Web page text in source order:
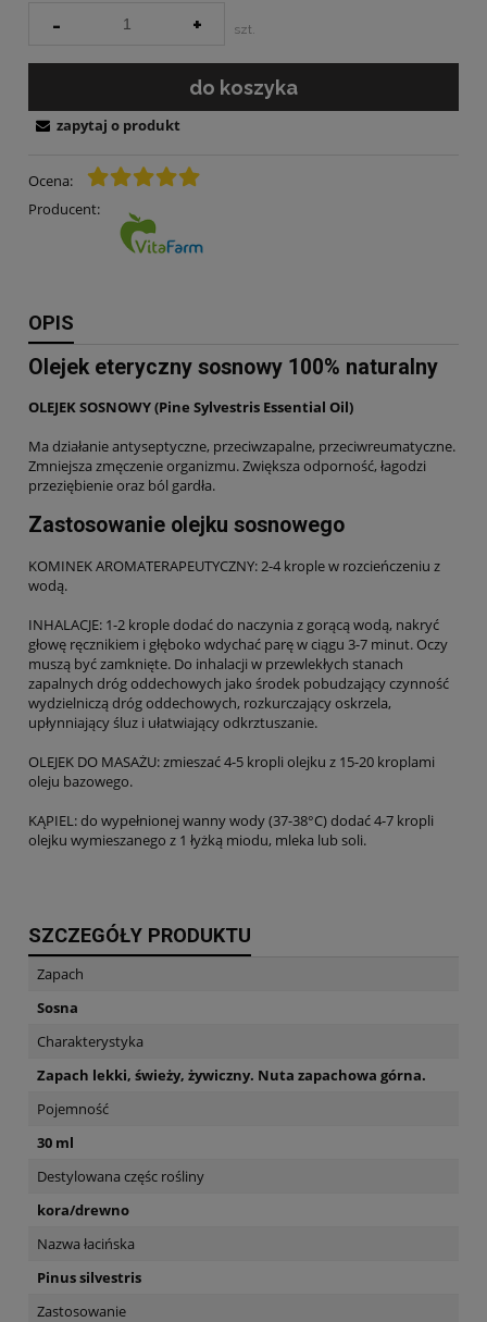
- + szt.
do koszyka
Ocena:
Producent:
zapytaj o produkt
OPIS
Olejek eteryczny sosnowy 100% naturalny
OLEJEK SOSNOWY (Pine Sylvestris Essential Oil)
Ma działanie antyseptyczne, przeciwzapalne, przeciwreumatyczne.
Zmniejsza zmęczenie organizmu. Zwiększa odporność, łagodzi
przeziębienie oraz ból gardła.
Zastosowanie olejku sosnowego
KOMINEK AROMATERAPEUTYCZNY: 2-4 krople w rozcieńczeniu z
wodą.
INHALACJE: 1-2 krople dodać do naczynia z gorącą wodą, nakryć
głowę ręcznikiem i głęboko wdychać parę w ciągu 3-7 minut. Oczy
muszą być zamknięte. Do inhalacji w przewlekłych stanach
zapalnych dróg oddechowych jako środek pobudzający czynność
wydzielniczą dróg oddechowych, rozkurczający oskrzela,
upłynniający śluz i ułatwiający odkrztuszanie.
OLEJEK DO MASAŻU: zmieszać 4-5 kropli olejku z 15-20 kroplami
oleju bazowego.
KĄPIEL: do wypełnionej wanny wody (37-38°C) dodać 4-7 kropli
olejku wymieszanego z 1 łyżką miodu, mleka lub soli.
SZCZEGÓŁY PRODUKTU
Zapach
Sosna
Charakterystyka
Zapach lekki, świeży, żywiczny. Nuta zapachowa górna.
Pojemność
30 ml
Destylowana częśc rośliny
kora/drewno
Nazwa łacińska
Pinus silvestris
Zastosowanie